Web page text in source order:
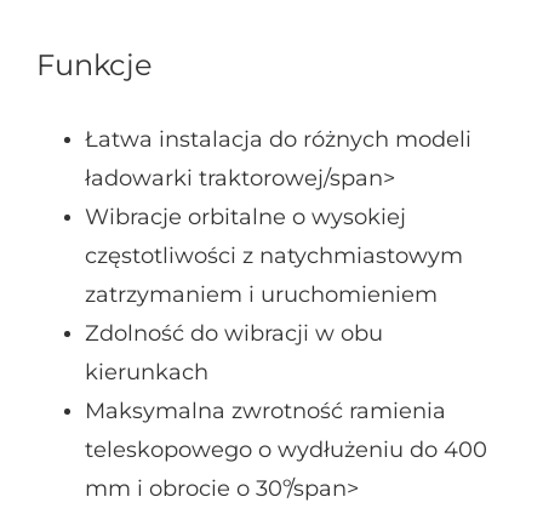
Funkcje
Łatwa instalacja do różnych modeli
ładowarki traktorowej/span>
Wibracje orbitalne o wysokiej
częstotliwości z natychmiastowym
zatrzymaniem i uruchomieniem
Zdolność do wibracji w obu
kierunkach
Maksymalna zwrotność ramienia
teleskopowego o wydłużeniu do 400
mm i obrocie o 30º/span>